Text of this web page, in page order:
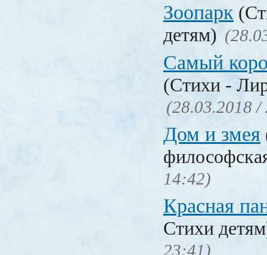
Зоопарк
детям)
Самый
(Стихи -
(28.03.2018 /
Дом и змея
14:42)
Красная
Стихи
23:41)